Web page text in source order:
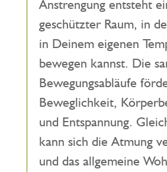
Anstrengung entsteht
geschützter Raum, in
in Deinem eigenen
bewegen kannst. Die
Bewegungsabläufe
Beweglichkeit,
und Entspannung.
kann sich die Atmung
und das allgemeine